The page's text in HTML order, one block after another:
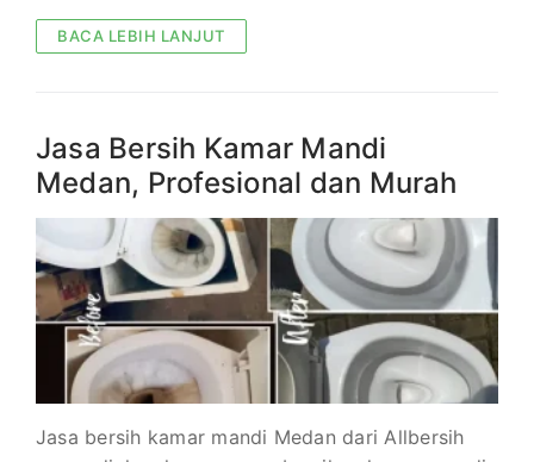
BACA LEBIH LANJUT
Jasa Bersih Kamar Mandi
Medan, Profesional dan Murah
Jasa bersih kamar mandi Medan dari Allbersih